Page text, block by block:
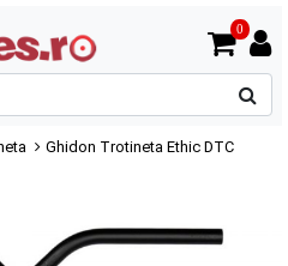
0
Ghidon Trotineta Ethic DTC